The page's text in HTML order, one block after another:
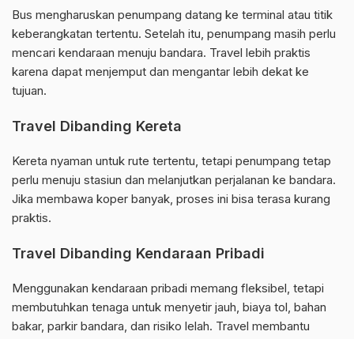
Bus mengharuskan penumpang datang ke terminal atau titik
keberangkatan tertentu. Setelah itu, penumpang masih perlu
mencari kendaraan menuju bandara. Travel lebih praktis
karena dapat menjemput dan mengantar lebih dekat ke
tujuan.
Travel Dibanding Kereta
Kereta nyaman untuk rute tertentu, tetapi penumpang tetap
perlu menuju stasiun dan melanjutkan perjalanan ke bandara.
Jika membawa koper banyak, proses ini bisa terasa kurang
praktis.
Travel Dibanding Kendaraan Pribadi
Menggunakan kendaraan pribadi memang fleksibel, tetapi
membutuhkan tenaga untuk menyetir jauh, biaya tol, bahan
bakar, parkir bandara, dan risiko lelah. Travel membantu